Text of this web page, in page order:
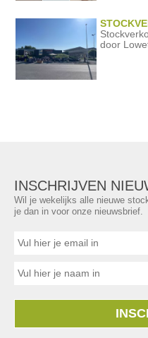
door
INSCHRIJVEN
Wil je wekelijks alle nieuwe
je dan in voor onze nieuwsbrief.